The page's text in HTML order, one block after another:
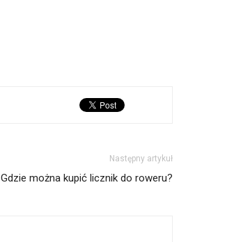
Następny artykuł
Gdzie można kupić licznik do roweru?